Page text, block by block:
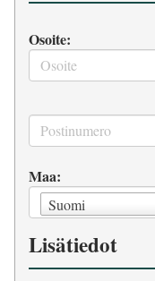
Osoite:
Maa:
Suomi
Lisätiedot